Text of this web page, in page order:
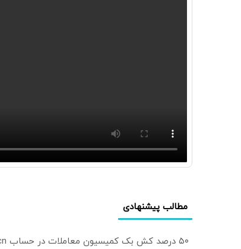
مطالب پیشنهادی
۵۰ درصد کش بک کمیسیون معاملات در حساب ecn بروکر اینوسلو